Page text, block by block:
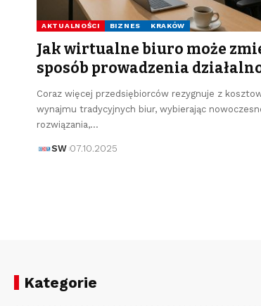
AKTUALNOŚCI BIZNES KRAKÓW
Jak wirtualne biuro może
sposób prowadzenia
Coraz więcej przedsiębiorców rezygnuje z
wynajmu tradycyjnych biur, wybierając
rozwiązania,…
SW 07.10.2025
Kategorie